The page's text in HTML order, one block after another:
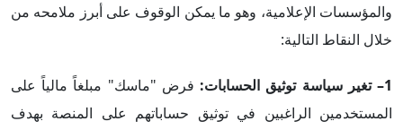
والمؤسسات الإعلامية، وهو ما يمكن الوقوف على أبرز ملامحه من
خلال النقاط التالية:
1– تغير سياسة توثيق الحسابات:
فرض "ماسك" مبلغاً مالياً على
المستخدمين الراغبين في توثيق حساباتهم على المنصة بهدف